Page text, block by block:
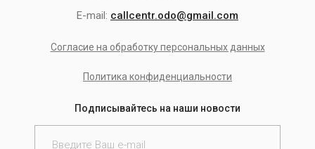
E-mail: callcentr.odo@gmail.com
Согласие на обработку персональных данных
Политика конфиденциальности
Подписывайтесь на наши новости